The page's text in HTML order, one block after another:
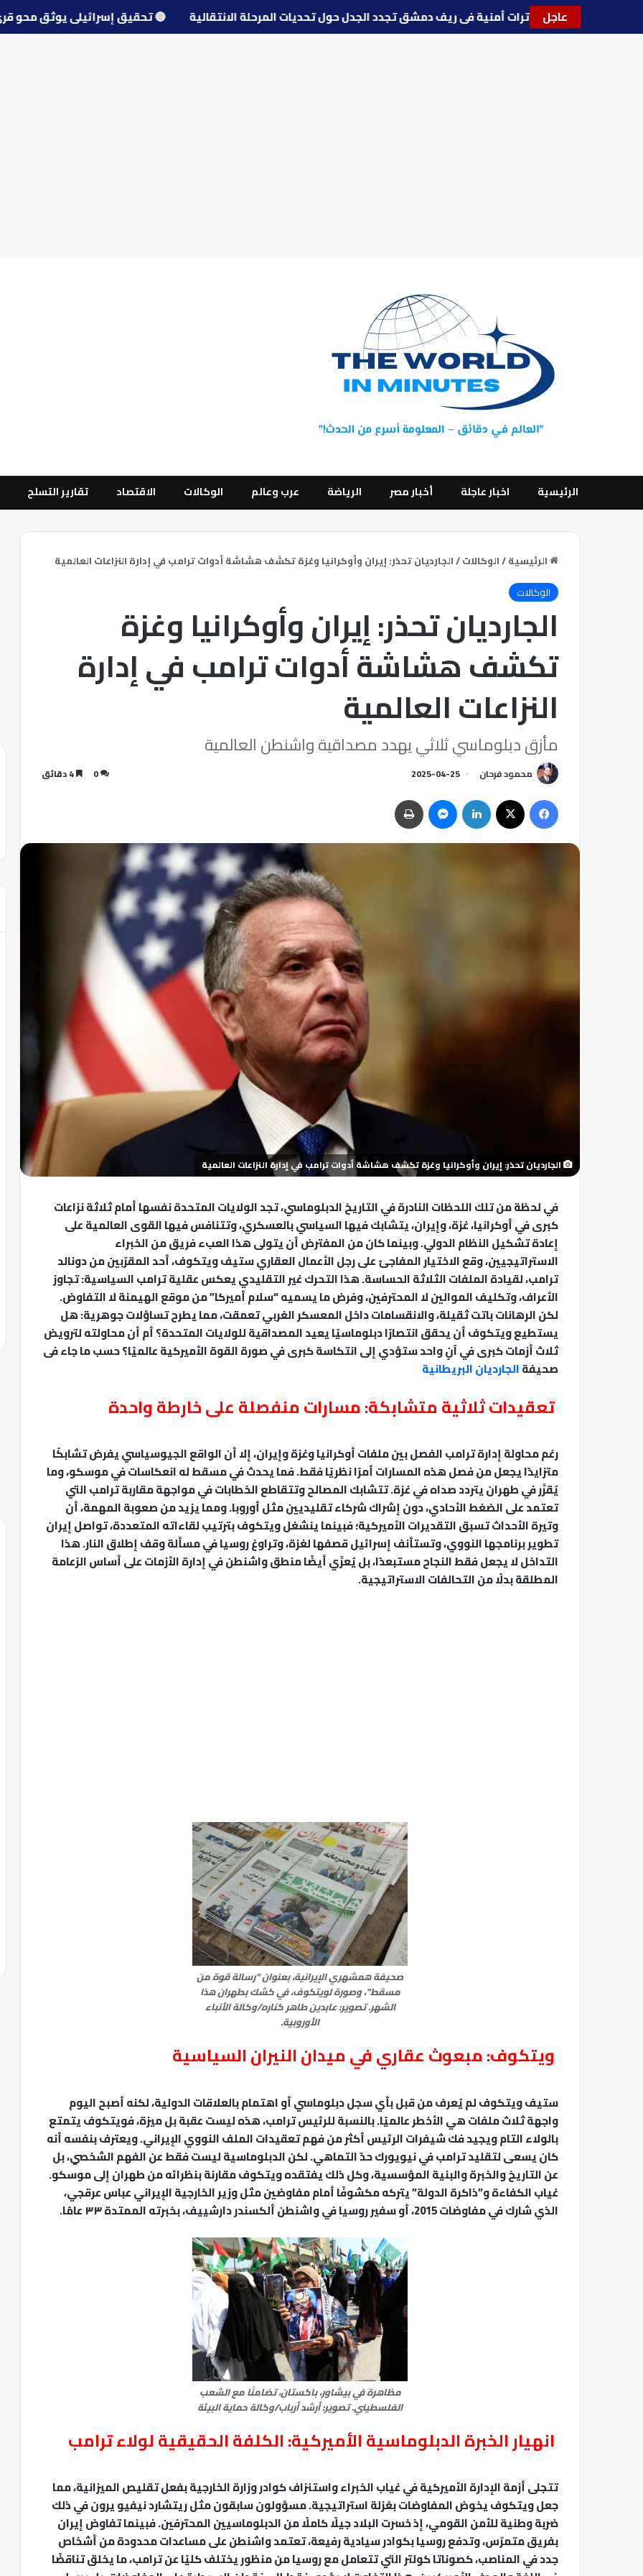
عاجل 🔵توترات أمنية في ريف دمشق تجدد الجدل حول تحديات المرحلة الانتقالية 🔵تحقيق إسرائيلي يوثق
الرئيسية اخبار عاجلة أخبار مصر الرياضة عرب وعالم الوكالات الاقتصاد تقارير التسلح
الرئيسية/الوكالات/الجارديان تحذر: إيران وأوكرانيا وغزة تكشف هشاشة أدوات ترامب في إدارة النزاعات العالمية
الوكالات
الجارديان تحذر: إيران وأوكرانيا وغزة
تكشف هشاشة أدوات ترامب في إدارة
النزاعات العالمية
مأزق دبلوماسي ثلاثي يهدد مصداقية واشنطن العالمية
محمود فرحان 2025-04-25
0
الجارديان تحذر: إيران وأوكرانيا وغزة تكشف هشاشة أدوات ترامب في إدارة النزاعات العالمية
في لحظة من تلك اللحظات النادرة في التاريخ الدبلوماسي، تجد الولايات المتحدة نفسها أمام ثلاثة نزاعات
كبرى في أوكرانيا، غزة، وإيران، يتشابك فيها السياسي بالعسكري، وتتنافس فيها القوى العالمية على
إعادة تشكيل النظام الدولي. وبينما كان من المفترض أن يتولى هذا العبء فريق من الخبراء
الاستراتيجيين، وقع الاختيار المفاجئ على رجل الأعمال العقاري ستيف ويتكوف، أحد المقرّبين من دونالد
ترامب، لقيادة الملفات الثلاثة الحساسة. هذا التحرك غير التقليدي يعكس عقلية ترامب السياسية: تجاوز
الأعراف، وتكليف الموالين لا المحترفين، وفرض ما يسميه “سلام أميركا” من موقع الهيمنة لا التفاوض.
لكن الرهانات باتت ثقيلة، والانقسامات داخل المعسكر الغربي تعمقت، مما يطرح تساؤلات جوهرية: هل
يستطيع ويتكوف أن يحقق انتصارًا دبلوماسيًا يعيد المصداقية للولايات المتحدة؟ أم أن محاولته لترويض
ثلاث أزمات كبرى في آنٍ واحد ستؤدي إلى انتكاسة كبرى في صورة القوة الأميركية عالميًا؟ حسب ما جاء فى
صحيفةالجارديان البريطانية
تعقيدات ثلاثية متشابكة: مسارات منفصلة على خارطة واحدة
رغم محاولة إدارة ترامب الفصل بين ملفات أوكرانيا وغزة وإيران، إلا أن الواقع الجيوسياسي يفرض تشابكًا
متزايدًا يجعل من فصل هذه المسارات أمرًا نظريًا فقط. فما يحدث في مسقط له انعكاسات في موسكو، وما
يُقرَّر في طهران يتردد صداه في غزة. تتشابك المصالح وتتقاطع الخطابات في مواجهة مقاربة ترامب التي
تعتمد على الضغط الأحادي، دون إشراك شركاء تقليديين مثل أوروبا. ومما يزيد من صعوبة المهمة، أن
وتيرة الأحداث تسبق التقديرات الأميركية؛ فبينما ينشغل ويتكوف بترتيب لقاءاته المتعددة، تواصل إيران
تطوير برنامجها النووي، وتستأنف إسرائيل قصفها لغزة، وتراوغ روسيا في مسألة وقف إطلاق النار. هذا
التداخل لا يجعل فقط النجاح مستبعدًا، بل يُعرِّي أيضًا منطق واشنطن في إدارة الأزمات على أساس الزعامة
المطلقة بدلًا من التحالفات الاستراتيجية.
صحيفة همشهري الإيرانية، بعنوان “رسالة قوة من
مسقط”، وصورة لويتكوف، في كشك بطهران هذا
الشهر. تصوير: عابدين طاهر كناره/وكالة الأنباء
الأوروبية.
ويتكوف: مبعوث عقاري في ميدان النيران السياسية
ستيف ويتكوف لم يُعرف من قبل بأي سجل دبلوماسي أو اهتمام بالعلاقات الدولية، لكنه أصبح اليوم
واجهة ثلاث ملفات هي الأخطر عالميًا. بالنسبة للرئيس ترامب، هذه ليست عقبة بل ميزة، فويتكوف يتمتع
بالولاء التام ويجيد فك شيفرات الرئيس أكثر من فهم تعقيدات الملف النووي الإيراني. ويعترف بنفسه أنه
كان يسعى لتقليد ترامب في نيويورك حدّ التماهي. لكن الدبلوماسية ليست فقط عن الفهم الشخصي، بل
عن التاريخ والخبرة والبنية المؤسسية، وكل ذلك يفتقده ويتكوف مقارنة بنظرائه من طهران إلى موسكو.
غياب الكفاءة و”ذاكرة الدولة” يتركه مكشوفًا أمام مفاوضين مثل وزير الخارجية الإيراني عباس عرقجي،
الذي شارك في مفاوضات 2015، أو سفير روسيا في واشنطن ألكسندر دارشييف، بخبرته الممتدة ٣٣ عامًا.
مظاهرة في بيشاور، باكستان، تضامنًا مع الشعب
الفلسطيني. تصوير: أرشد أرباب/وكالة حماية البيئة
انهيار الخبرة الدبلوماسية الأميركية: الكلفة الحقيقية لولاء ترامب
تتجلى أزمة الإدارة الأميركية في غياب الخبراء واستنزاف كوادر وزارة الخارجية بفعل تقليص الميزانية، مما
جعل ويتكوف يخوض المفاوضات بعُزلة استراتيجية. مسؤولون سابقون مثل ريتشارد نيفيو يرون في ذلك
ضربة وطنية للأمن القومي، إذ خسرت البلاد جيلًا كاملًا من الدبلوماسيين المحترفين. فبينما تفاوض إيران
بفريق متمرّس، وتدفع روسيا بكوادر سيادية رفيعة، تعتمد واشنطن على مساعدات محدودة من أشخاص
جدد في المناصب، كصوناتا كولتر التي تتعامل مع روسيا من منظور يختلف كليًا عن ترامب، ما يخلق تناقضًا